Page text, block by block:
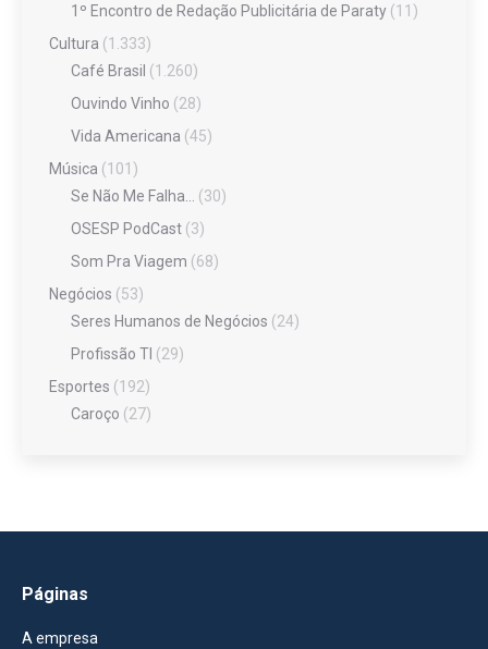
1º Encontro de Redação Publicitária de Paraty (11)
Cultura (1.333)
Café Brasil (1.260)
Ouvindo Vinho (28)
Vida Americana (45)
Música (101)
Se Não Me Falha…
(30)
OSESP PodCast (3)
Som Pra Viagem (68)
Negócios (53)
Seres Humanos de Negócios (24)
Profissão TI (29)
Esportes (192)
Caroço (27)
Páginas
A empresa